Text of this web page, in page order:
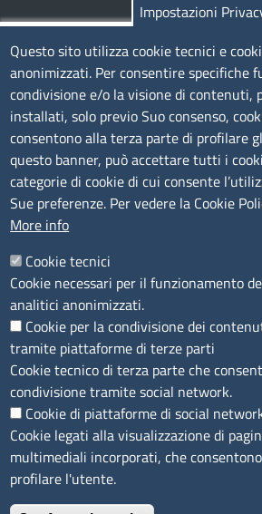
TRASPARENZA
Albo Online
Amministrazione trasparente
Bandi e concorsi
Segnalazioni Whistleblowing
Accessibilità
IBAN e pagamenti informatici
Informative privacy e cookie
Verifiche PA
Attuazione misure PNRR
Modulistica
SEGUICI SU
Impostazioni
Questo sito utilizza cookie tecnici e
anonimizzati. Per consentire specifiche
condivisione e/o la visione di contenuti,
installati, solo previo Suo consenso,
consentono alla terza parte di profilare
questo banner, può accettare tutti i
categorie di cookie di cui consente
Sue preferenze. Per vedere la Cookie
More info
Cookie tecnici
Cookie necessari per il funzionamento
analitici anonimizzati.
Cookie per la condivisione dei
tramite piattaforme di terze parti
Cookie tecnico di terza parte che
condivisione tramite social network.
Cookie di piattaforme di social
Cookie legati alla visualizzazione di
multimediali incorporati, che
profilare l'utente.